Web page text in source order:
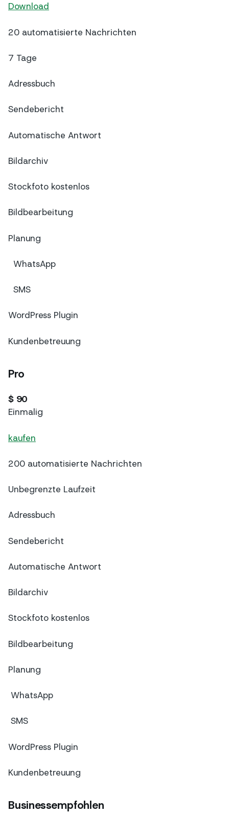
Download
20 automatisierte Nachrichten
7 Tage
Adressbuch
Sendebericht
Automatische Antwort
Bildarchiv
Stockfoto kostenlos
Bildbearbeitung
Planung
WhatsApp
SMS
WordPress Plugin
Kundenbetreuung
Pro
$ 90
Einmalig
kaufen
200 automatisierte Nachrichten
Unbegrenzte Laufzeit
Adressbuch
Sendebericht
Automatische Antwort
Bildarchiv
Stockfoto kostenlos
Bildbearbeitung
Planung
WhatsApp
SMS
WordPress Plugin
Kundenbetreuung
Businessempfohlen